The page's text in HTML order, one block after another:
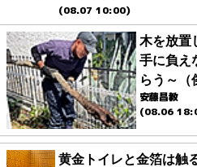
(08.07 10:00)
木を放置
手に負え
らう～（
安藤昌教
(08.06
黄金トイレと金箔は触